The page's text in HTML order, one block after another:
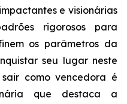
e visionárias
rigorosos para
os parâmetros da
seu lugar neste
como vencedora é
que destaca a